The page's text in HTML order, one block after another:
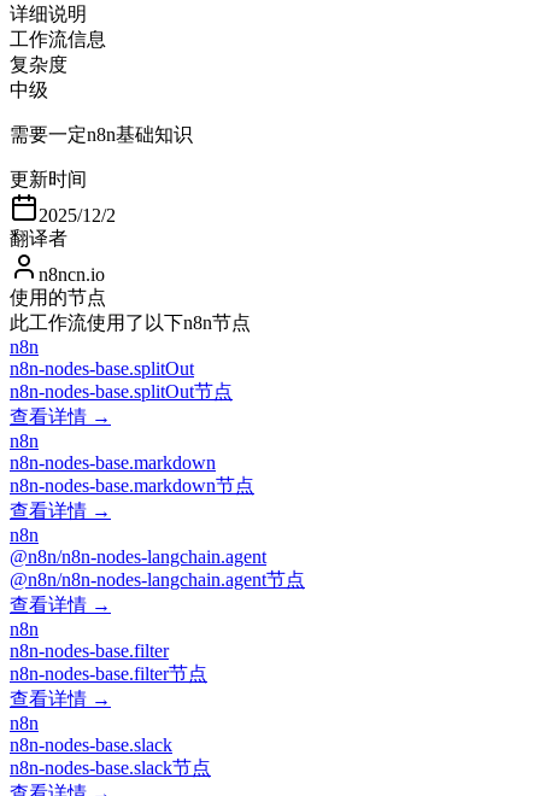
详细说明
工作流信息
复杂度
中级
需要一定n8n基础知识
更新时间
2025/12/2
翻译者
n8ncn.io
使用的节点
此工作流使用了以下n8n节点
n8n
n8n-nodes-base.splitOut
n8n-nodes-base.splitOut节点
查看详情 →
n8n
n8n-nodes-base.markdown
n8n-nodes-base.markdown节点
查看详情 →
n8n
@n8n/n8n-nodes-langchain.agent
@n8n/n8n-nodes-langchain.agent节点
查看详情 →
n8n
n8n-nodes-base.filter
n8n-nodes-base.filter节点
查看详情 →
n8n
n8n-nodes-base.slack
n8n-nodes-base.slack节点